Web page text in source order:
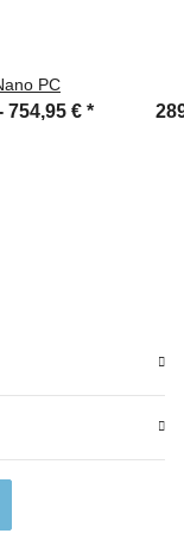
PC
754,95 € *